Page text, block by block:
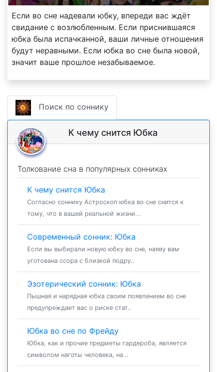
Если во сне надевали юбку, впереди вас ждёт
свидание с возлюбленным. Если приснившаяся
юбка была испачканной, ваши личные отношения
будут неравными. Если юбка во сне была новой,
значит ваше прошлое незабываемое.
Поиск по соннику
К чему снится Юбка
Толкование сна в популярных сонниках
К чему снится Юбка
Согласно соннику Астроскоп юбка во сне снится к
тому, что в вашей реальной жизни...
Современный сонник: Юбка
Если вы выбирали новую юбку во сне, наяву вам
уготована ссора с близкой подру..
Эзотерический сонник: Юбка
Пышная и нарядная юбка своим появлением во сне
предупреждает вас о риске стат..
Юбка во сне по Фрейду
Юбка, как и прочие предметы гардероба, является
символом наготы человека, на ..